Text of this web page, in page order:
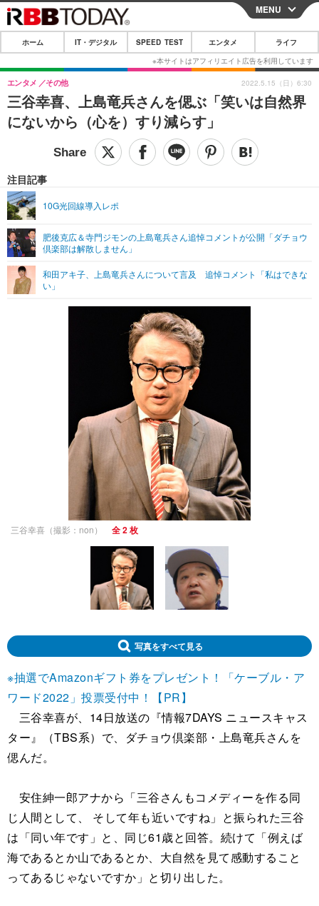
CLOSE
ホーム
IT・デジタル
IT・デジタルTOP スマートフォン
ガジェット・ツール
ショッピング その他
SPEED TEST
エンタメTOP 映画・ドラマ
グラビア
ショッピング その他
ライフTOP
その他
リリース一覧
プッシュ通知の停止方法
MENU
ホーム IT・デジタル SPEED TEST エンタメ ライフ
三谷幸喜、上島竜兵さんを偲ぶ「笑いは自然界
にないから（心を）すり減らす」
エンタメ その他
注目記事
10G光回線導入レポ
肥後克広＆寺門ジモンの上島竜兵さん追悼コメントが公開「ダチョウ
倶楽部は解散しません」
和田アキ子、上島竜兵さんについて言及 追悼コメント「私はできな
い」
2022.5.15（日）6:30
三谷幸喜（撮影：non） 全 2 枚
写真をすべて見る
※抽選でAmazonギフト券をプレゼント！「ケーブル・ア
ワード2022」投票受付中！【PR】
三谷幸喜が、14日放送の『情報7DAYS ニュースキャス
ター』（TBS系）で、ダチョウ倶楽部・上島竜兵さんを
偲んだ。
安住紳一郎アナから「三谷さんもコメディーを作る同
じ人間として、 そして年も近いですね」と振られた三谷
は「同い年です」と、同じ61歳と回答。続けて「例えば
海であるとか山であるとか、大自然を見て感動すること
ってあるじゃないですか」と切り出した。